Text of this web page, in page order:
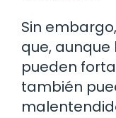
Sin
que,
pueden
también